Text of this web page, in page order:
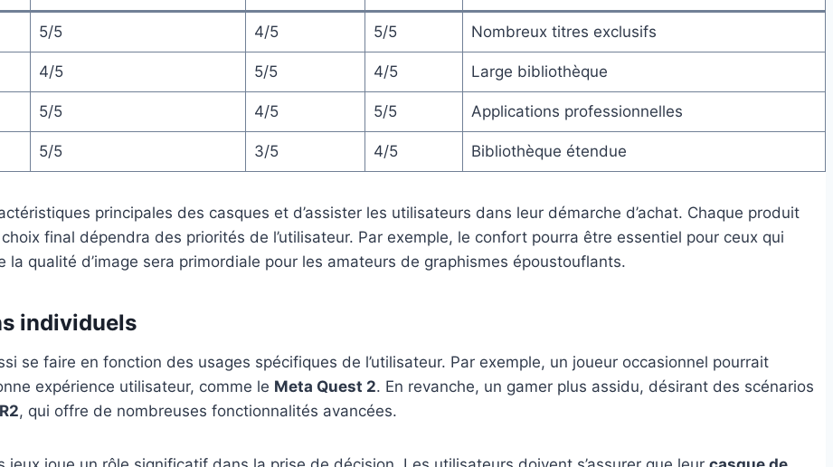
5/5 4/5 5/5 Nombreux titres exclusifs
4/5 5/5 4/5 Large bibliothèque
5/5 4/5 5/5 Applications professionnelles
5/5 3/5 4/5 Bibliothèque étendue
principales des casques et d’assister les utilisateurs dans leur démarche d’achat. Chaque produit
final dépendra des priorités de l’utilisateur. Par exemple, le confort pourra être essentiel pour ceux qui
qualité d’image sera primordiale pour les amateurs de graphismes époustouflants.
individuels
se faire en fonction des usages spécifiques de l’utilisateur. Par exemple, un joueur occasionnel pourrait
expérience utilisateur, comme le Meta Quest 2. En revanche, un gamer plus assidu, désirant des scénarios
, qui offre de nombreuses fonctionnalités avancées.